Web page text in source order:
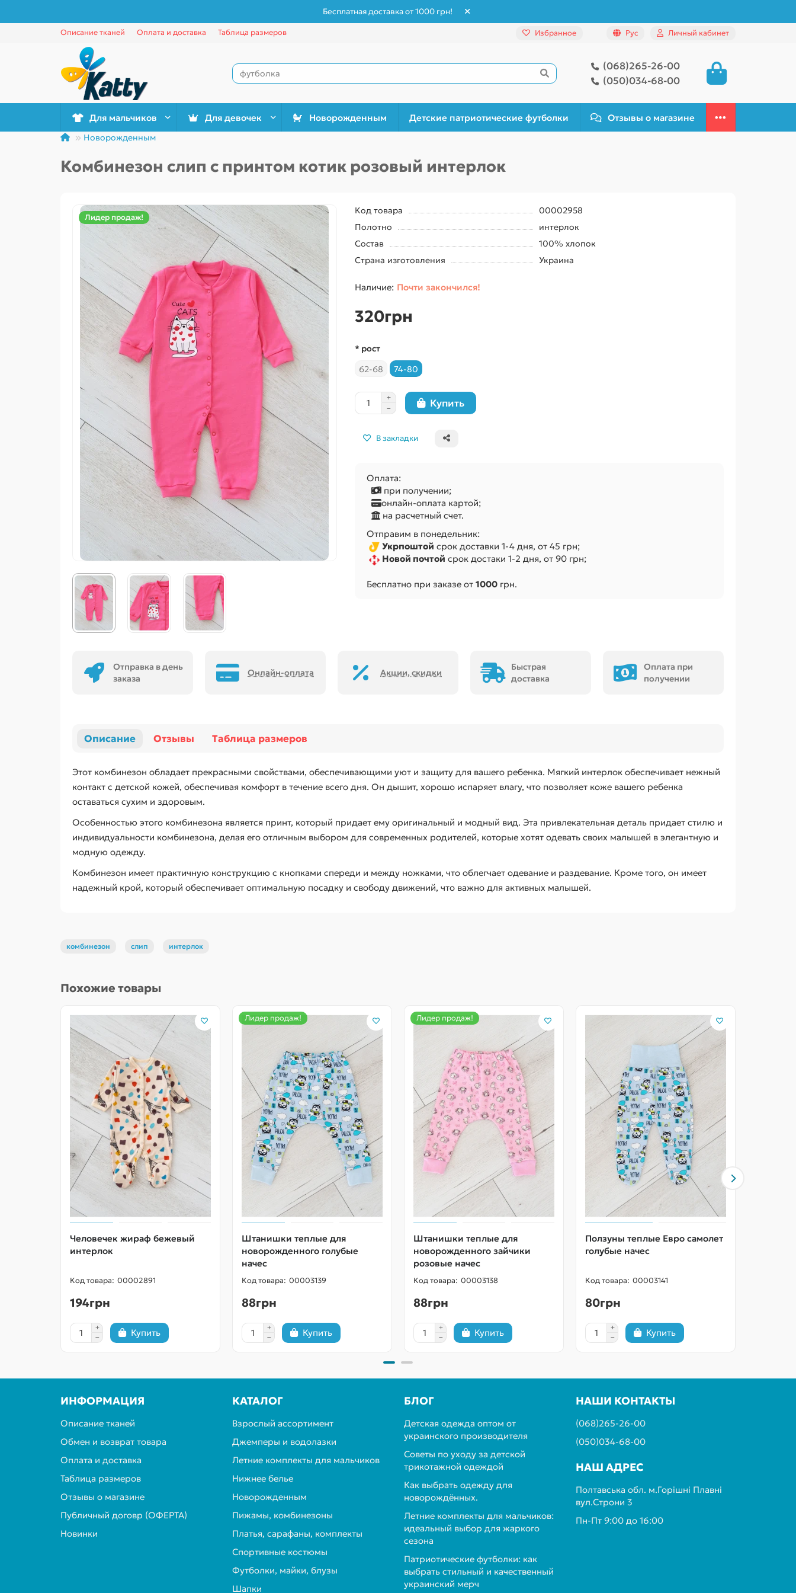
Бесплатная доставка от 1000 грн!
Описание тканей Оплата и доставка Таблица размеров Избранное Рус Личный кабинет
(068)265-26-00
(050)034-68-00
Для мальчиков Для девочек Новорожденным Детские патриотические футболки Отзывы о магазине
Новорожденным
Комбинезон слип с принтом котик розовый интерлок
Лидер продаж!
Код товара
00002958
Полотно
интерлок
Состав
100% хлопок
Страна изготовления
Украина
Почти закончился!
320грн
* рост
62-68
74-80
Купить
В закладки
Оплата:
при получении;
онлайн-оплата картой;
на расчетный счет.
Отправим в понедельник:
Укрпоштой срок доставки 1-4 дня, от 45 грн;
Новой почтой срок достаки 1-2 дня, от 90 грн;
Бесплатно при заказе от 1000грн.
Отправка в день
заказа
Онлайн-оплата Акции, скидки
Быстрая
доставка
Оплата при
получении
Описание Отзывы Таблица размеров
Этот комбинезон обладает прекрасными свойствами, обеспечивающими уют и защиту для вашего ребенка. Мягкий интерлок обеспечивает нежный
контакт с детской кожей, обеспечивая комфорт в течение всего дня. Он дышит, хорошо испаряет влагу, что позволяет коже вашего ребенка
оставаться сухим и здоровым.
Особенностью этого комбинезона является принт, который придает ему оригинальный и модный вид. Эта привлекательная деталь придает стилю и
индивидуальности комбинезона, делая его отличным выбором для современных родителей, которые хотят одевать своих малышей в элегантную и
модную одежду.
Комбинезон имеет практичную конструкцию с кнопками спереди и между ножками, что облегчает одевание и раздевание. Кроме того, он имеет
надежный крой, который обеспечивает оптимальную посадку и свободу движений, что важно для активных малышей.
комбинезон слип интерлок
Похожие товары
Человечек жираф бежевый
интерлок
00002891
194грн
Купить
Лидер продаж!
Штанишки теплые для
новорожденного голубые
начес
00003139
88грн
Купить
Лидер продаж!
Штанишки теплые для
новорожденного зайчики
розовые начес
00003138
88грн
Купить
Ползуны теплые Евро самолет
голубые начес
00003141
80грн
Купить
ИНФОРМАЦИЯ
Описание тканей
Обмен и возврат товара
Оплата и доставка
Таблица размеров
Отзывы о магазине
Публичный договр (ОФЕРТА)
Новинки
КАТАЛОГ
Взрослый ассортимент
Джемперы и водолазки
Летние комплекты для мальчиков
Нижнее белье
Новорожденным
Пижамы, комбинезоны
Платья, сарафаны, комплекты
Спортивные костюмы
Футболки, майки, блузы
Шапки
БЛОГ
Детская одежда оптом от
украинского производителя
Советы по уходу за детской
трикотажной одеждой
Как выбрать одежду для
новорождённых.
Летние комплекты для мальчиков:
идеальный выбор для жаркого
сезона
Патриотические футболки: как
выбрать стильный и качественный
украинский мерч
НАШИ КОНТАКТЫ
(068)265-26-00
(050)034-68-00
НАШ АДРЕС
Полтавська обл. м.Горішні Плавні
вул.Строни 3
Пн-Пт 9:00 до 16:00